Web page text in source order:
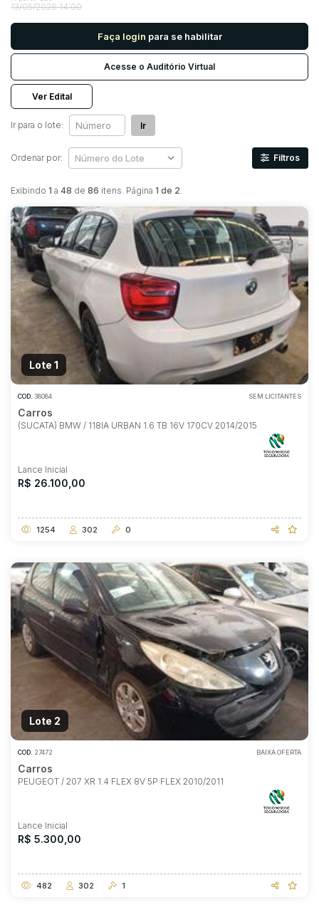
13/05/2026 14:00
Faça login para se habilitar
Acesse o Auditório Virtual
Ver Edital
Exibindo 1 a 48 de 86 itens. Página 1 de 2.
Ir para o lote: Ir
Ordenar por: Filtros
Lote 1
COD. 38084 SEM LICITANTES
Carros
(SUCATA) BMW / 118IA URBAN 1.6 TB 16V 170CV 2014/2015
Lance Inicial
R$ 26.100,00
1254 302 0
Lote 2
COD. 27472 BAIXA OFERTA
Carros
PEUGEOT / 207 XR 1.4 FLEX 8V 5P FLEX 2010/2011
Lance Inicial
R$ 5.300,00
482 302 1